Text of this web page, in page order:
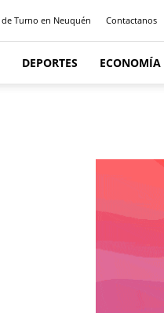
de Turno en Neuquén Contactanos
DEPORTES ECONOMÍA